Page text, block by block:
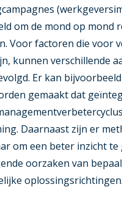
om de mond op mond
Voor factoren die voor
kunnen verschillende
Er kan
gemaakt dat
Daarnaast zijn er
om een beter inzicht te
oorzaken van
oplossingsrichtingen.